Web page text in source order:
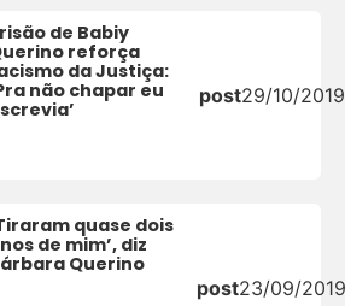
de Babiy
reforça
da Justiça:
não chapar eu
post29/10/2019
quase dois
de mim’, diz
Querino
post23/09/